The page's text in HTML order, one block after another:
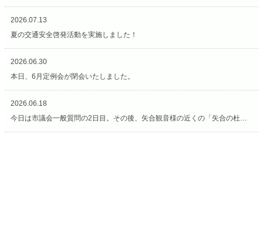
2026.07.13
夏の交通安全啓発活動を実施しました！
2026.06.30
本日、6月定例会が閉会いたしました。
2026.06.18
今日は市議会一般質問の2日目。その後、矢合観音様の近くの「矢合の杜」へ。